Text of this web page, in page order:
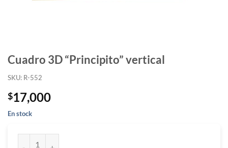
Cuadro 3D “Principito” vertical
SKU: R-552
$17,000
En stock